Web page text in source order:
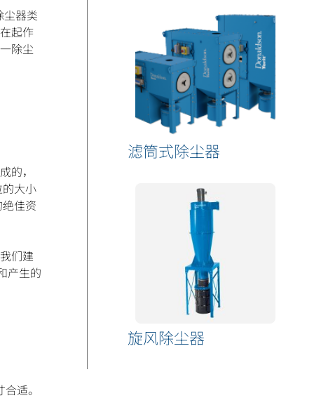
尘器类
起作
除尘
的，
大小
佳资
们建
产生的
适。
滤筒式除尘器
旋风除尘器